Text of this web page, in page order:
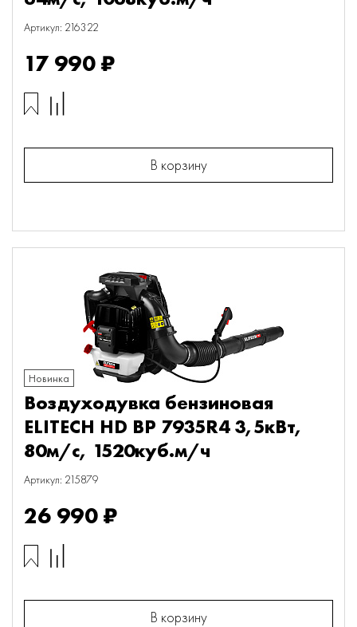
Артикул: 216322
17 990 ₽
В корзину
Новинка
Воздуходувка бензиновая
ELITECH HD BP 7935R4 3,5кВт,
80м/с, 1520куб.м/ч
Артикул: 215879
26 990 ₽
В корзину